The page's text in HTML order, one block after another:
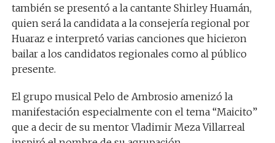
también se presentó a la cantante Shirley Huamán,
quien será la candidata a la consejería regional por
Huaraz e interpretó varias canciones que hicieron
bailar a los candidatos regionales como al público
presente.
El grupo musical Pelo de Ambrosio amenizó la
manifestación especialmente con el tema “Maicito”
que a decir de su mentor Vladimir Meza Villarreal